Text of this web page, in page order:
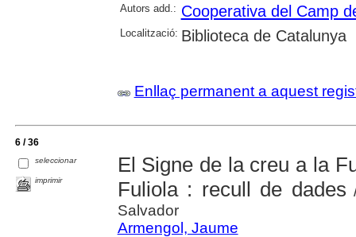
Autors add.: Cooperativa del Camp
Localització: Biblioteca de Catalunya
Enllaç permanent a aquest
6 / 36
seleccionar
imprimir
El Signe de la creu a la
Fuliola : recull de dades
Salvador
Armengol, Jaume